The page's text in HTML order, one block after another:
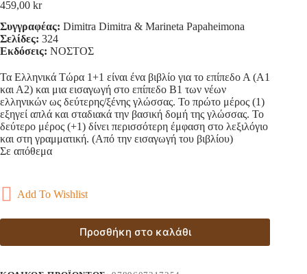
459,00 kr
Συγγραφέας: Dimitra Dimitra & Marineta Papaheimona
Σελίδες: 324
Εκδόσεις: ΝΟΣΤΟΣ
Τα Ελληνικά Τώρα 1+1 είναι ένα βιβλίο για το επίπεδο Α (Α1
και Α2) και μια εισαγωγή στο επίπεδο Β1 των νέων
ελληνικών ως δεύτερης/ξένης γλώσσας. Το πρώτο μέρος (1)
εξηγεί απλά και σταδιακά την βασική δομή της γλώσσας. Το
δεύτερο μέρος (+1) δίνει περισσότερη έμφαση στο λεξιλόγιο
και στη γραμματική. (Από την εισαγωγή του βιβλίου)
Σε απόθεμα
Add To Wishlist
Προσθήκη στο καλάθι